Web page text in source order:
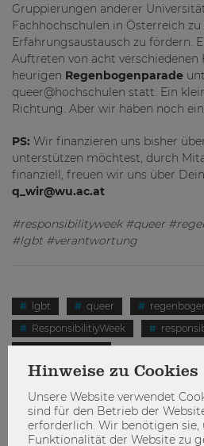
Gruppierungen anderer
Fachhochschulen in Österreich
Erfahrungsaustausch zu fördern.
Auftreten von acht verschiedenen
heurigen Regenbogenparade
queer@hochschulen statt. Ein
Richtung. Aber wir haben noch
PS: Wir finanzieren uns bisher
unterstützen möchtest, durch
finanziell, freuen wir uns über
q_wir@wu.ac.at
#responsibilityweek #queer
#lgbt #verantwortung
lgbt queer
ResponsibilitiyWeek
Hinweise zu Cookies
Unsere Website verwendet
sind für den Betrieb der
erforderlich. Wir benötigen
Funktionalität der Website zu